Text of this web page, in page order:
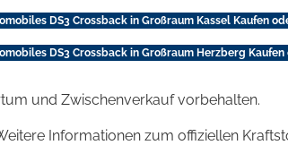
DS3 Crossback in Großraum Kassel Kaufen
DS3 Crossback in Großraum Herzberg
und Zwischenverkauf vorbehalten.
Informationen zum offiziellen